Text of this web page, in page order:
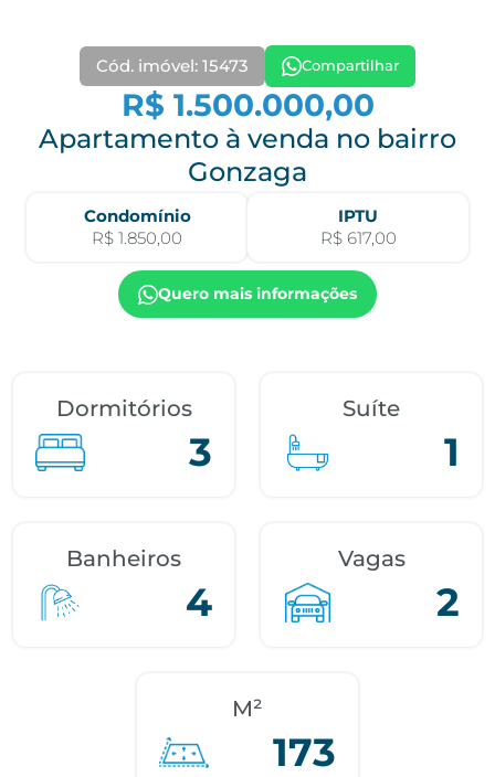
Cód. imóvel: 15473 Compartilhar
R$ 1.500.000,00
Apartamento à venda no bairro
Gonzaga
Condomínio
R$ 1.850,00
IPTU
R$ 617,00
Quero mais informações
Dormitórios
3
Suíte
1
Banheiros
4
Vagas
2
M²
173